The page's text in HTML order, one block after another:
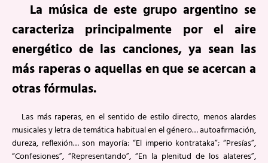
La música de este grupo argentino se
caracteriza principalmente por el aire
energético de las canciones, ya sean las
más raperas o aquellas en que se acercan a
otras fórmulas.
Las más raperas, en el sentido de estilo directo, menos alardes
musicales y letra de temática habitual en el género… autoafirmación,
dureza, reflexión… son mayoría: “El imperio kontrataka”; “Presías”,
“Confesiones”, “Representando”, “En la plenitud de los alateres”,